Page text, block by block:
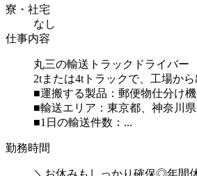
寮・社宅
なし
仕事内容
丸三の輸送トラックドライバー
2tまたは4tトラックで、工場か
■運搬する製品：郵便物仕分け
■輸送エリア：東京都、神奈川県
■1日の輸送件数：...
勤務時間